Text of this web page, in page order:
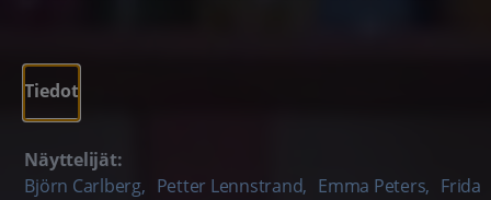
Tiedot
Näyttelijät:
Björn Carlberg, Petter Lennstrand, Emma Peters, Frida